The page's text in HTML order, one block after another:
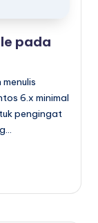
pada
6.x minimal
pengingat